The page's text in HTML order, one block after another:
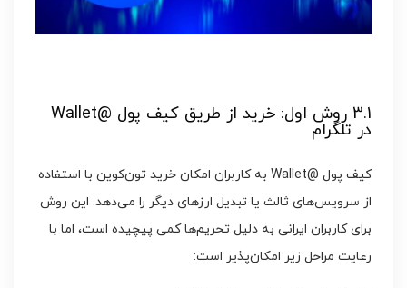
3.1 روش اول: خرید از طریق کیف پول @Wallet
در تلگرام
کیف پول @Wallet به کاربران امکان خرید تون‌کوین با استفاده
از سرویس‌های ثالث یا تبدیل ارزهای دیگر را می‌دهد. این روش
برای کاربران ایرانی به دلیل تحریم‌ها کمی پیچیده است، اما با
رعایت مراحل زیر امکان‌پذیر است: